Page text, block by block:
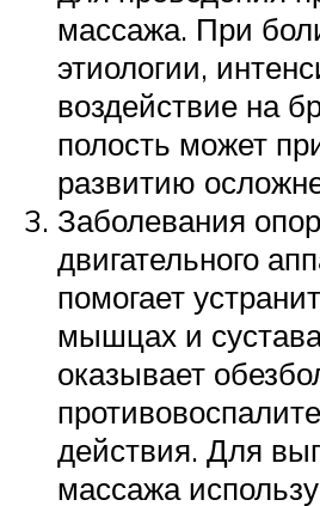
массажа. При
этиологии,
воздействие на
полость может
развитию
Заболевания
двигательного
помогает
мышцах и
оказывает
действия. Для
массажа